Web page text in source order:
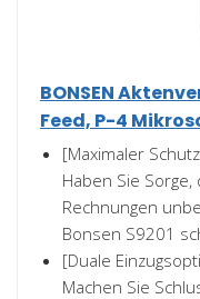
BONSEN
Feed, P-4
[Maximaler
Haben Sie
Rechnungen
Bonsen S9201
[Duale
Machen Sie